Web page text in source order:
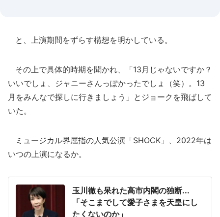
と、上演期間をずらす構想を明かしている。
その上で具体的時期を聞かれ、「13月じゃないですか？
いいでしょ、ジャニーさんっぽかったでしょ（笑）。13
月をみんなで探しに行きましょう」とジョークを飛ばして
いた。
ミュージカル界屈指の人気公演「SHOCK」、2022年は
いつの上演になるか。
玉川徹も呆れた高市内閣の独断...
「そこまでして愛子さまを天皇にし
たくないのか」